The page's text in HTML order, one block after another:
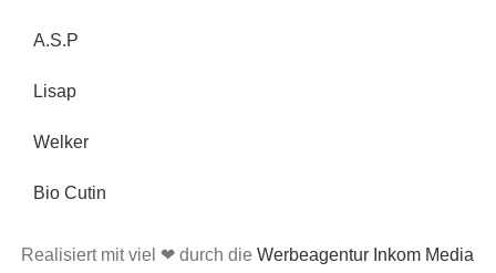
A.S.P
Lisap
Welker
Bio Cutin
Realisiert mit viel ❤ durch dieWerbeagentur Inkom Media